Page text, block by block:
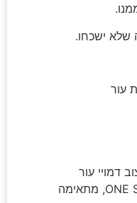
שלא ישכחו.
עור
דמויי עור
מידה: אוניברסלית, ONE SIZE L-XL, מתאימה